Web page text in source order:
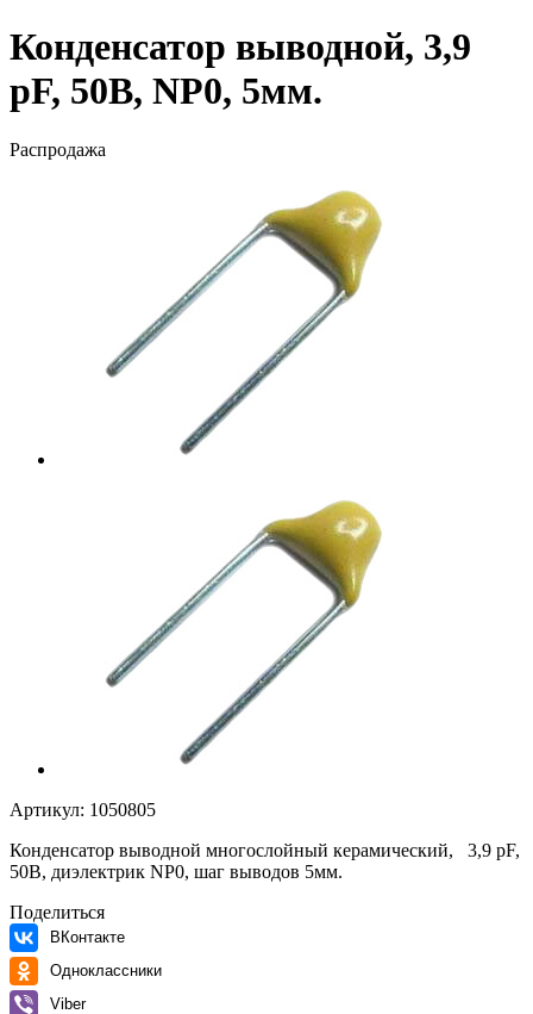
Конденсатор выводной, 3,9
pF, 50В, NP0, 5мм.
Распродажа
Артикул: 1050805
Конденсатор выводной многослойный керамический, 3,9 pF,
50В, диэлектрик NP0, шаг выводов 5мм.
Поделиться
ВКонтакте
Одноклассники
Viber